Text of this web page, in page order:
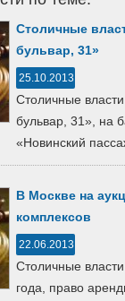
Столичные
бульвар, 31»
25.10.2013
Столичные
бульвар, 31», на
«Новинский
В Москве на
комплексов
22.06.2013
Столичные
года, право